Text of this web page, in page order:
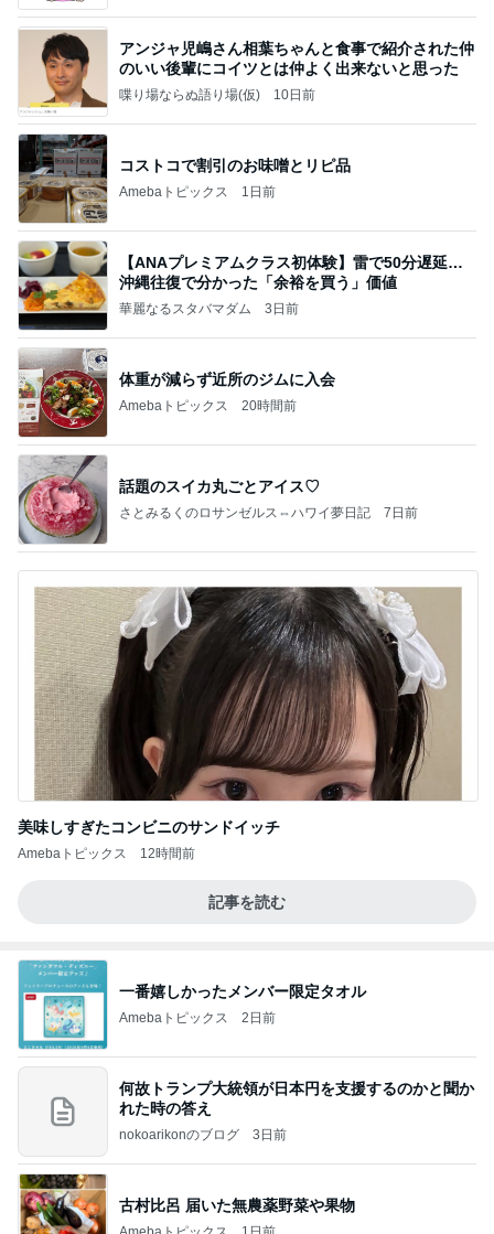
アンジャ児嶋さん相葉ちゃんと食事で紹介された仲
のいい後輩にコイツとは仲よく出来ないと思った
喋り場ならぬ語り場(仮) 10日前
コストコで割引のお味噌とリピ品
Amebaトピックス 1日前
【ANAプレミアムクラス初体験】雷で50分遅延…
沖縄往復で分かった「余裕を買う」価値
華麗なるスタバマダム 3日前
体重が減らず近所のジムに入会
Amebaトピックス 20時間前
話題のスイカ丸ごとアイス♡
さとみるくのロサンゼルス⇔ハワイ夢日記 7日前
美味しすぎたコンビニのサンドイッチ
Amebaトピックス 12時間前
記事を読む
一番嬉しかったメンバー限定タオル
Amebaトピックス 2日前
何故トランプ大統領が日本円を支援するのかと聞か
れた時の答え
nokoarikonのブログ 3日前
古村比呂 届いた無農薬野菜や果物